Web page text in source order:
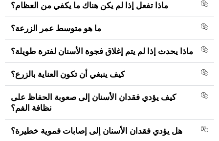
ماذا تفعل إذا لم يكن هناك ما يكفي من العظام؟
ما هو متوسط ​​عمر الزرعة؟
ماذا يحدث إذا لم يتم إغلاق فجوة الأسنان لفترة طويلة؟
كيف ينبغي أن تكون العناية بالزرع؟
كيف يؤدي فقدان الأسنان إلى صعوبة الحفاظ على
نظافة الفم؟
هل يؤدي فقدان الأسنان إلى إصابات فموية خطيرة؟